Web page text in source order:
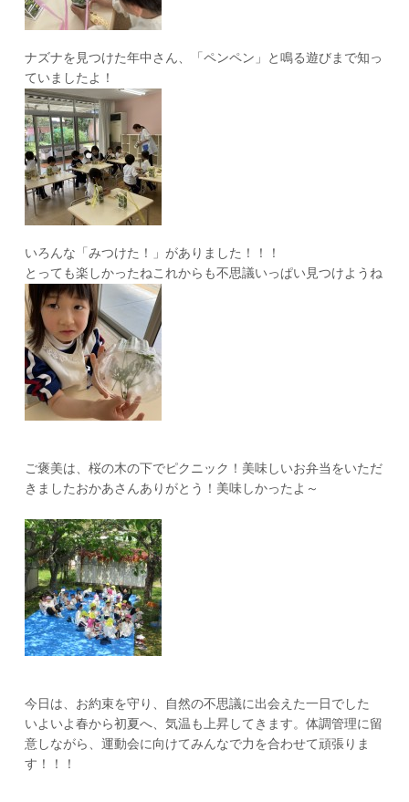
ナズナを見つけた年中さん、「ペンペン」と鳴る遊びまで知っ
ていましたよ！
いろんな「みつけた！」がありました！！！
とっても楽しかったねこれからも不思議いっぱい見つけようね
ご褒美は、桜の木の下でピクニック！美味しいお弁当をいただ
きました おかあさんありがとう！美味しかったよ～
今日は、お約束を守り、自然の不思議に出会えた一日でした
いよいよ春から初夏へ、気温も上昇してきます。体調管理に留
意しながら、運動会に向けてみんなで力を合わせて頑張りま
す！！！